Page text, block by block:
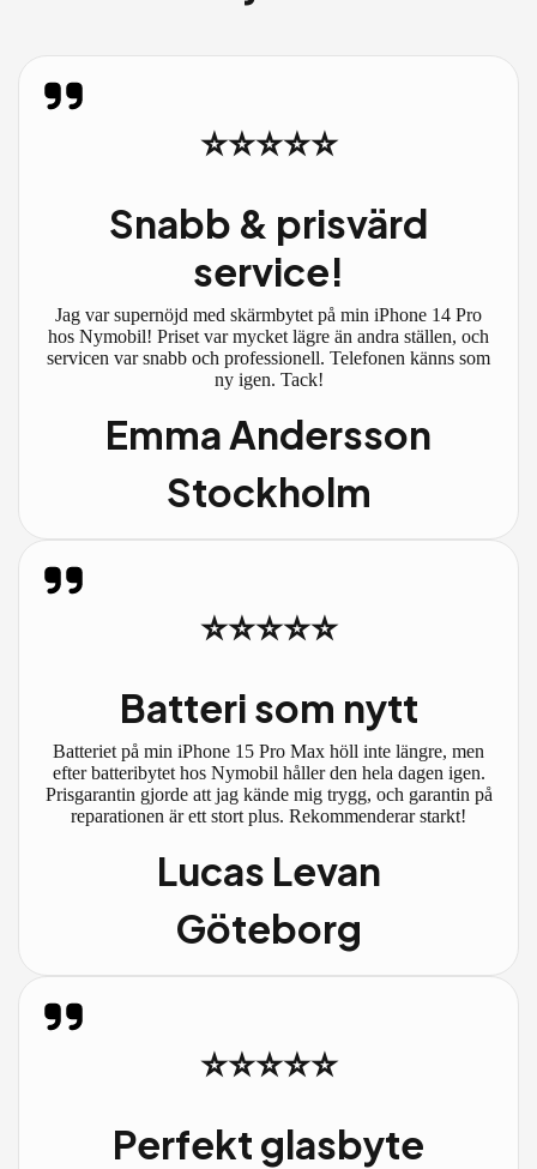
⭐⭐⭐⭐⭐
Snabb & prisvärd
service!
Jag var supernöjd med skärmbytet på min iPhone 14 Pro
hos Nymobil! Priset var mycket lägre än andra ställen, och
servicen var snabb och professionell. Telefonen känns som
ny igen. Tack!
Emma Andersson
Stockholm
⭐⭐⭐⭐⭐
Batteri som nytt
Batteriet på min iPhone 15 Pro Max höll inte längre, men
efter batteribytet hos Nymobil håller den hela dagen igen.
Prisgarantin gjorde att jag kände mig trygg, och garantin på
reparationen är ett stort plus. Rekommenderar starkt!
Lucas Levan
Göteborg
⭐⭐⭐⭐⭐
Perfekt glasbyte